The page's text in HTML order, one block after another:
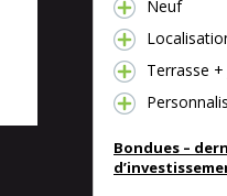
Neuf
Terrasse +
Bondues –